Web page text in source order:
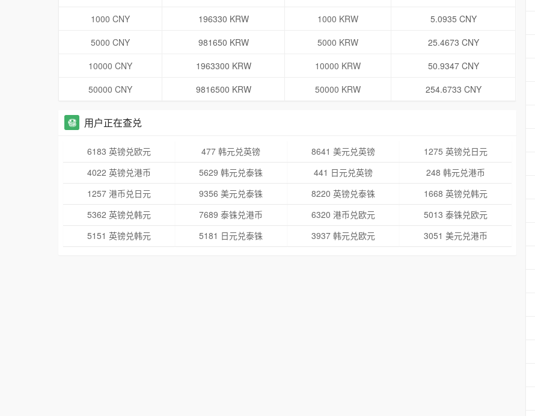
1000 CNY
196330 KRW 1000 KRW
5.0935 CNY
5000 CNY
981650 KRW 5000 KRW
25.4673 CNY
10000 CNY
1963300 KRW 10000 KRW
50.9347 CNY
50000 CNY
9816500 KRW 50000 KRW 254.6733 CNY
用户正在查兑
6183 英镑兑欧元 477 韩元兑英镑 8641 美元兑英镑
1275 英镑兑日元
4022 英镑兑港币
5629 韩元兑泰铢 441 日元兑英镑
248 韩元兑港币
1257 港币兑日元
9356 美元兑泰铢 8220 英镑兑泰铢
1668 英镑兑韩元
5362 英镑兑韩元
7689 泰铢兑港币 6320 港币兑欧元
5013 泰铢兑欧元
5151 英镑兑韩元
5181 日元兑泰铢 3937 韩元兑欧元 3051 美元兑港币